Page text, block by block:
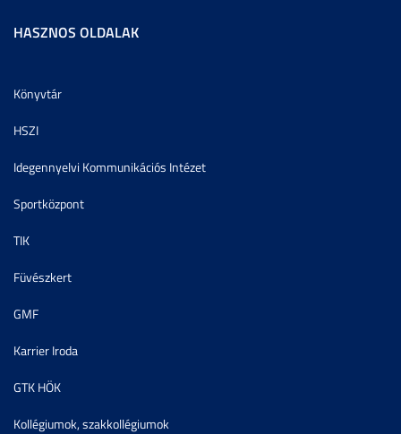
HASZNOS OLDALAK
Könyvtár
HSZI
Idegennyelvi Kommunikációs Intézet
Sportközpont
TIK
Füvészkert
GMF
Karrier Iroda
GTK HÖK
Kollégiumok, szakkollégiumok